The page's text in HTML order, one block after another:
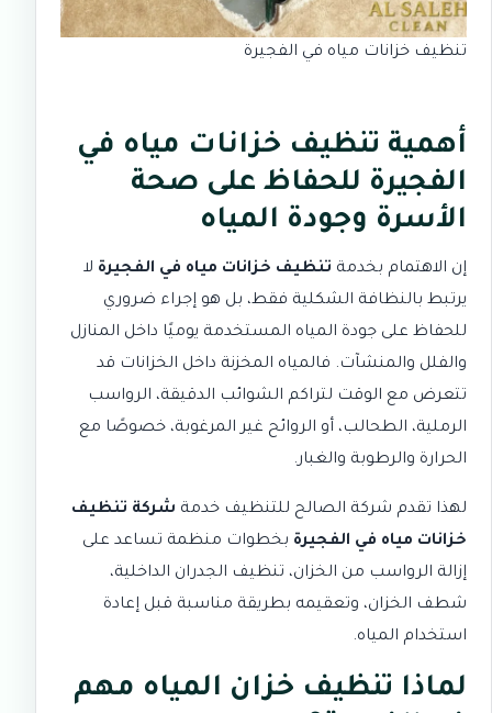
تنظيف خزانات مياه في الفجيرة
أهمية تنظيف خزانات مياه في
الفجيرة للحفاظ على صحة
الأسرة وجودة المياه
إن الاهتمام بخدمة تنظيف خزانات مياه في الفجيرة لا
يرتبط بالنظافة الشكلية فقط، بل هو إجراء ضروري
للحفاظ على جودة المياه المستخدمة يوميًا داخل المنازل
والفلل والمنشآت. فالمياه المخزنة داخل الخزانات قد
تتعرض مع الوقت لتراكم الشوائب الدقيقة، الرواسب
الرملية، الطحالب، أو الروائح غير المرغوبة، خصوصًا مع
الحرارة والرطوبة والغبار.
لهذا تقدم شركة الصالح للتنظيف خدمة شركة تنظيف
خزانات مياه في الفجيرة بخطوات منظمة تساعد على
إزالة الرواسب من الخزان، تنظيف الجدران الداخلية،
شطف الخزان، وتعقيمه بطريقة مناسبة قبل إعادة
استخدام المياه.
لماذا تنظيف خزان المياه مهم